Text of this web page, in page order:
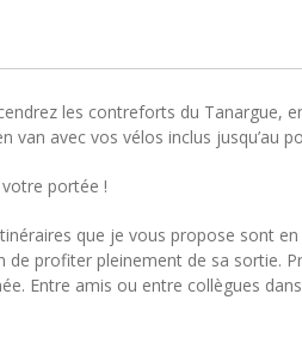
les contreforts du Tanargue,
van avec vos vélos inclus jusqu’au
portée !
que je vous propose sont
profiter pleinement de sa sortie.
Entre amis ou entre collègues dans